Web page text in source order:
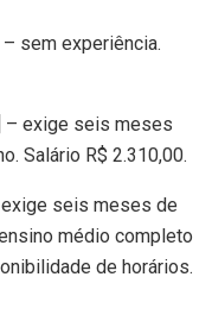
sem experiência.
– exige seis meses
Salário R$ 2.310,00.
seis meses de
médio completo
de horários.